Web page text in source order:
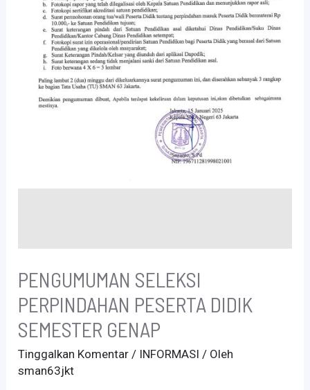
PENGUMUMAN SELEKSI
PERPINDAHAN PESERTA DIDIK
SEMESTER GENAP
Tinggalkan Komentar / INFORMASI / Oleh
sman63jkt